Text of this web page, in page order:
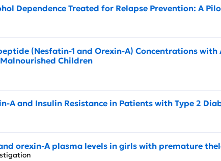
Dependence Treated for Relapse Prevention: A
(Nesfatin-1 and Orexin-A) Concentrations
Children
A and Insulin Resistance in Patients with Type 2
orexin-A plasma levels in girls with premature